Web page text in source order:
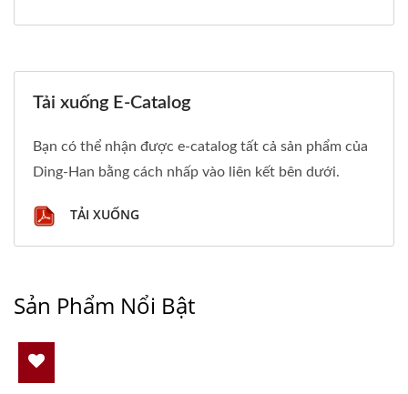
Tải xuống E-Catalog
Bạn có thể nhận được e-catalog tất cả sản phẩm của
Ding-Han bằng cách nhấp vào liên kết bên dưới.
TẢI XUỐNG
Sản Phẩm Nổi Bật